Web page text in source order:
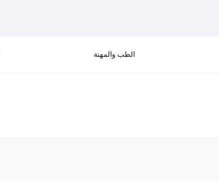
الطب والمهنة